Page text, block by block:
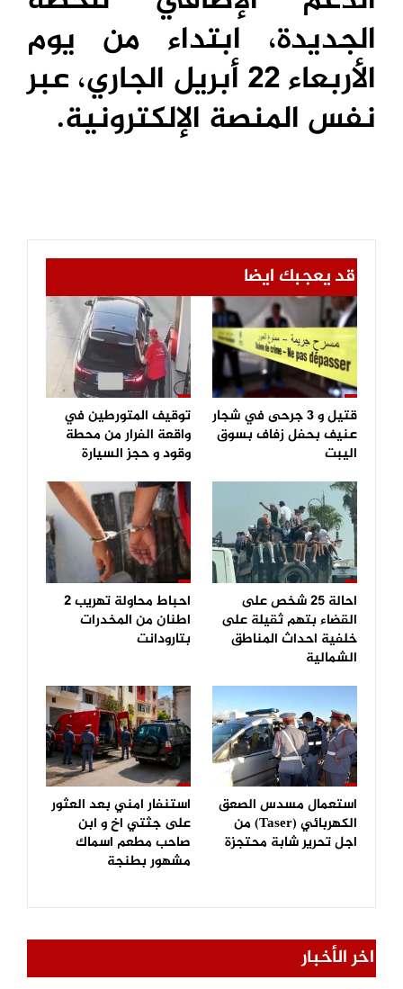
الجديدة، ابتداء من يوم
الأربعاء 22 أبريل الجاري، عبر
نفس المنصة الإلكترونية.
قد يعجبك ايضا
قتيل و 3 جرحى في شجار
عنيف بحفل زفاف بسوق
اليبت
توقيف المتورطين في
واقعة الفرار من محطة
وقود و حجز السيارة
احالة 25 شخص على
القضاء بتهم ثقيلة على
خلفية احداث المناطق
الشمالية
احباط محاولة تهريب 2
اطنان من المخدرات
بتارودانت
استعمال مسدس الصعق
الكهربائي (Taser) من
اجل تحرير شابة محتجزة
استنفار امني بعد العثور
على جثتي اخ و ابن
صاحب مطعم اسماك
مشهور بطنجة
اخر الأخبار